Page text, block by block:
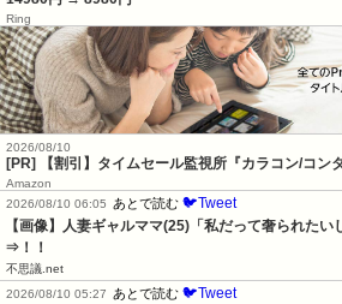
Ring
2026/08/10
[PR] 【割引】タイムセール監視所『カラコン/コン
Amazon
2026/08/10 06:05
あとで読む 🐦Tweet
【画像】人妻ギャルママ(25)「私だって奢られたい
⇒！！
不思議.net
2026/08/10 05:27
あとで読む 🐦Tweet